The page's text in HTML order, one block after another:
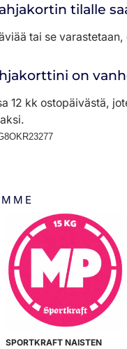
tilalle
tai se
on
12 kk ostopäivästä,
SPORTKRAFT NAISTEN